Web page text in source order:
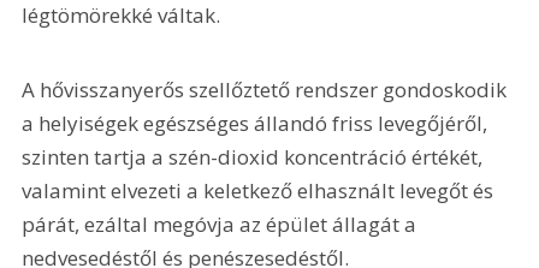
légtömörekké váltak.
A hővisszanyerős szellőztető rendszer gondoskodik
a helyiségek egészséges állandó friss levegőjéről,
szinten tartja a szén-dioxid koncentráció értékét,
valamint elvezeti a keletkező elhasznált levegőt és
párát, ezáltal megóvja az épület állagát a
nedvesedéstől és penészesedéstől.